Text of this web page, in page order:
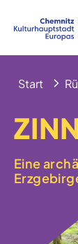
Start
Eine